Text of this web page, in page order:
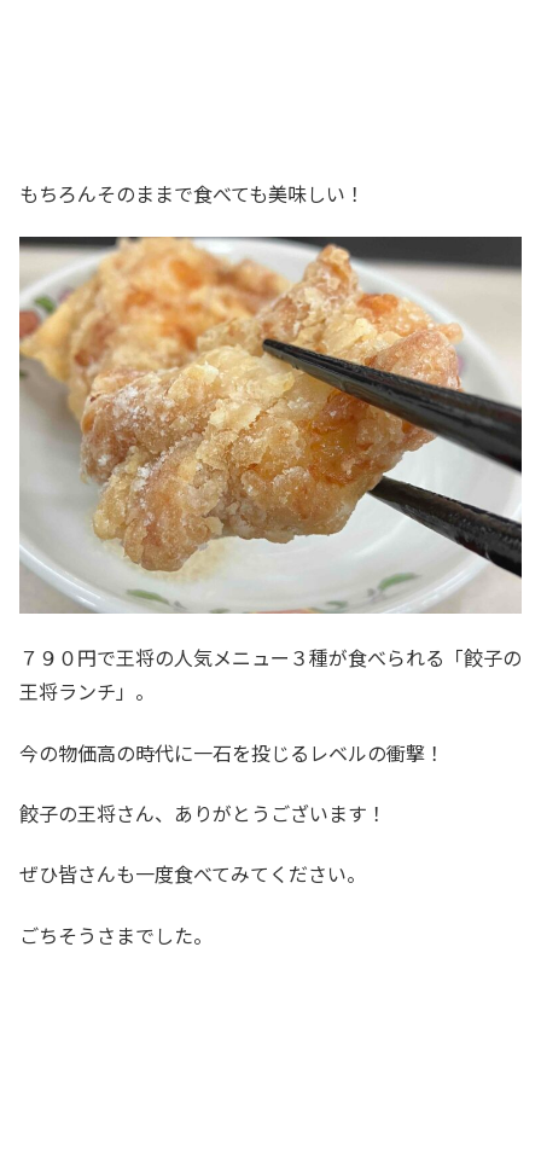
もちろんそのままで食べても美味しい！
７９０円で王将の人気メニュー３種が食べられる「餃子の
王将ランチ」。
今の物価高の時代に一石を投じるレベルの衝撃！
餃子の王将さん、ありがとうございます！
ぜひ皆さんも一度食べてみてください。
ごちそうさまでした。